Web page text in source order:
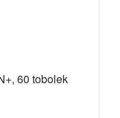
60 tobolek